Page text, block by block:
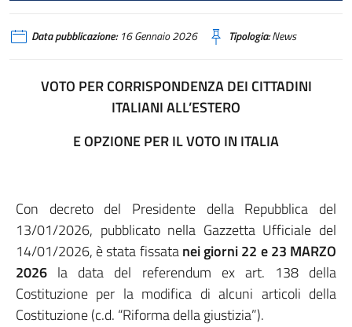
Data pubblicazione:16 Gennaio 2026 Tipologia:News
VOTO PER CORRISPONDENZA DEI CITTADINI
ITALIANI ALL’ESTERO
E OPZIONE PER IL VOTO IN ITALIA
Con decreto del Presidente della Repubblica del
13/01/2026, pubblicato nella Gazzetta Ufficiale del
14/01/2026, è stata fissatanei giorni 22 e 23 MARZO
2026 la data del referendum ex art. 138 della
Costituzione per la modifica di alcuni articoli della
Costituzione (c.d. “Riforma della giustizia”).